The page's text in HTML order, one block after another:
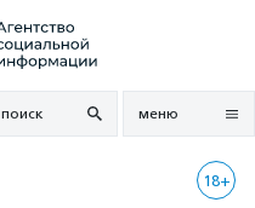
поиск меню
18+